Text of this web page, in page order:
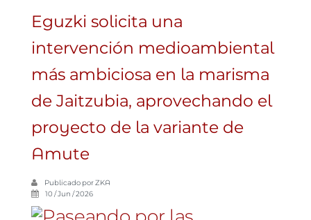
Eguzki solicita una
intervención medioambiental
más ambiciosa en la marisma
de Jaitzubia, aprovechando el
proyecto de la variante de
Amute
Publicado porZKA
10 / Jun / 2026